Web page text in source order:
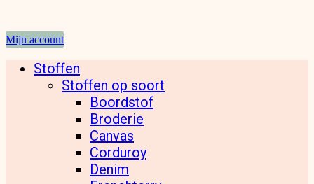
Mijn account
Stoffen
Stoffen op soort
Boordstof
Broderie
Canvas
Corduroy
Denim